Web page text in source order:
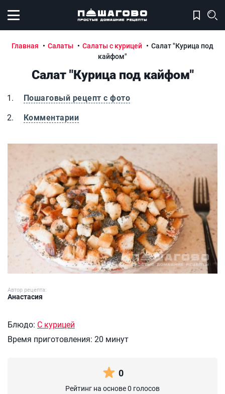
Открыть меню
Главная Салаты Салаты с курицей
Салат "Курица под
кайфом"
Салат "Курица под кайфом"
Пошаговый рецепт с фото
Комментарии
Автор рецепта:
Анастасия
Блюдо: С курицей
Время приготовления: 20 минут
0
Рейтинг на основе 0 голосов